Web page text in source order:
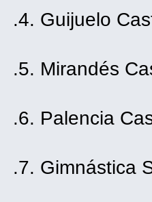
.4. Guijuelo
.5. Mirandés
.6. Palencia
.7. Gimnástica